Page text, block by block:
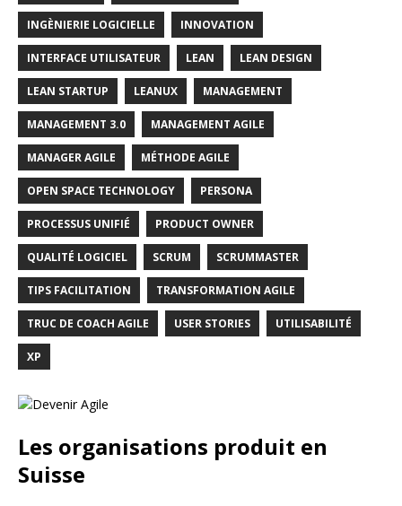
INGÈNIERIE LOGICIELLE INNOVATION
INTERFACE UTILISATEUR LEAN LEAN DESIGN
LEAN STARTUP LEANUX MANAGEMENT
MANAGEMENT 3.0 MANAGEMENT AGILE
MANAGER AGILE MÉTHODE AGILE
OPEN SPACE TECHNOLOGY PERSONA
PROCESSUS UNIFIÉ PRODUCT OWNER
QUALITÉ LOGICIEL SCRUM SCRUMMASTER
TIPS FACILITATION TRANSFORMATION AGILE
TRUC DE COACH AGILE USER STORIES UTILISABILITÉ
XP
Les organisations produit en
Suisse